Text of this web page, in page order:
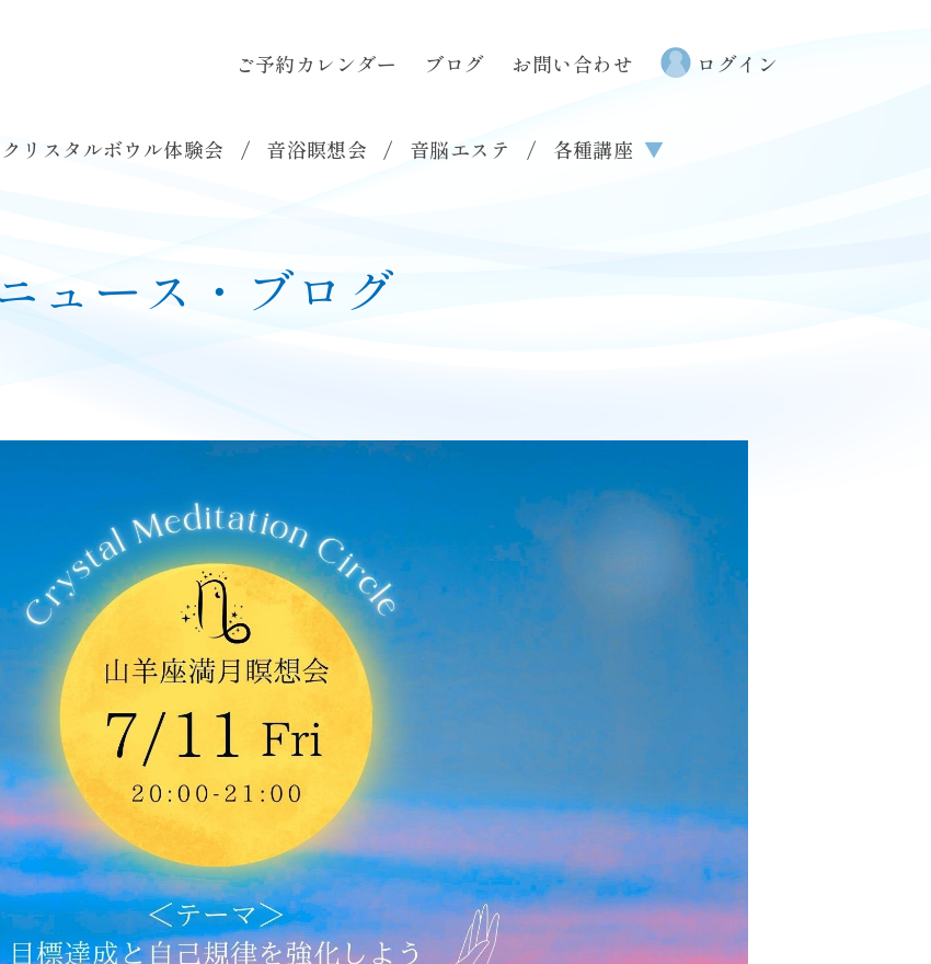
ご予約カレンダー ブログ お問い合わせ ログイン
クリスタルボウル体験会 音浴瞑想会 音脳エステ 各種講座 ▼
会 音脳エステ 各種講座 ▼
ュース・ブログ